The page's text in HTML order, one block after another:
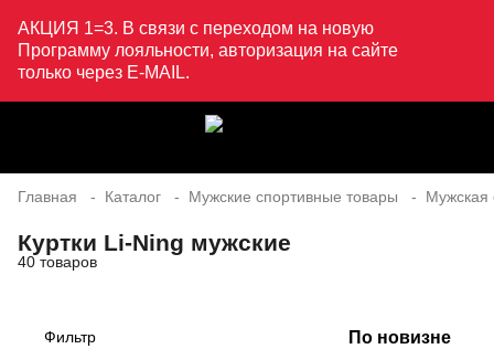
АКЦИЯ 1=3. В связи с переходом на новую
Программу лояльности, авторизация на сайте
только через E-MAIL.
Главная Каталог Мужские спортивные товары Мужская
Куртки Li-Ning мужские
40 товаров
Фильтр По новизне